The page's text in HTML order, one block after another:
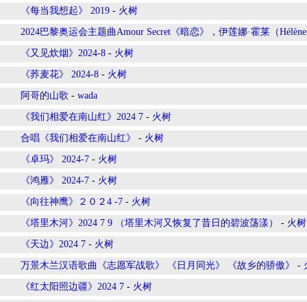
《每当我想起》 2019 - 火树
2024巴黎奥运会主题曲Amour Secret《暗恋》，伊莲娜·霍莱（
《又见炊烟》2024-8 - 火树
《荞麦花》 2024-8 - 火树
阿哥的山歌 - wada
《我们相爱在南山红》2024 7 - 火树
合唱《我们相爱在南山红》 - 火树
《卓玛》 2024-7 - 火树
《鸿雁》 2024-7 - 火树
《向往神鹰》２０２4 -7 - 火树
《塔里木河》2024 7 9 （塔里木河又恢复了昔日的碧波荡漾） - 火树
《天边》2024 7 - 火树
万景木兰汉语歌曲《志愿军战歌》 《日月同光》 《故乡的骄傲》 -
《红太阳照边疆》2024 7 - 火树